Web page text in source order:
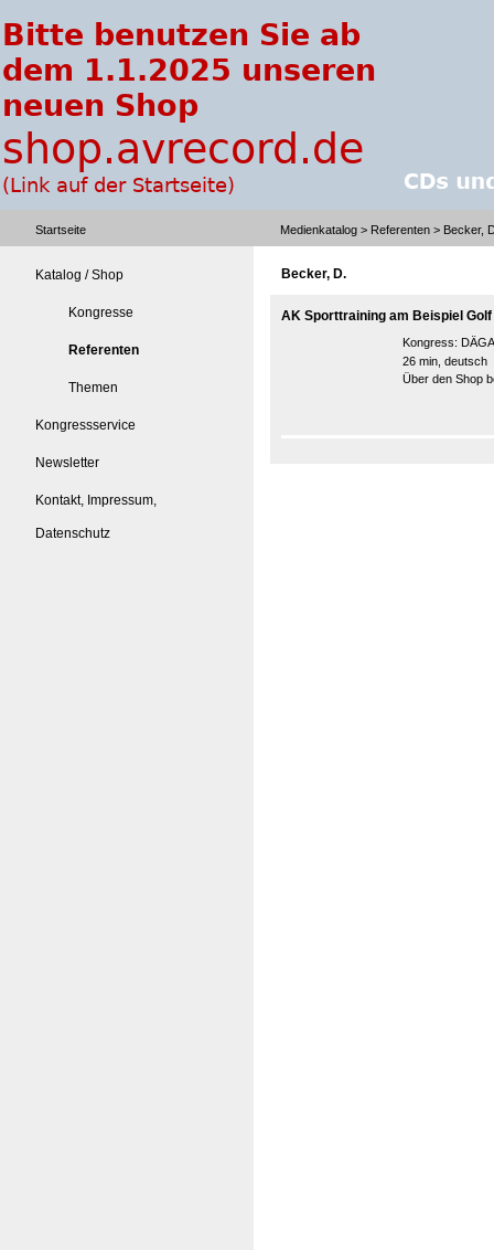
Startseite Medienkatalog > Referenten > Becker,
Katalog / Shop
Kongresse
Referenten
Themen
Kongressservice
Newsletter
Kontakt, Impressum,
Datenschutz
Becker, D.
AK Sporttraining am Beispiel Golf
Kongress:
26 min, deutsch
Über den Shop